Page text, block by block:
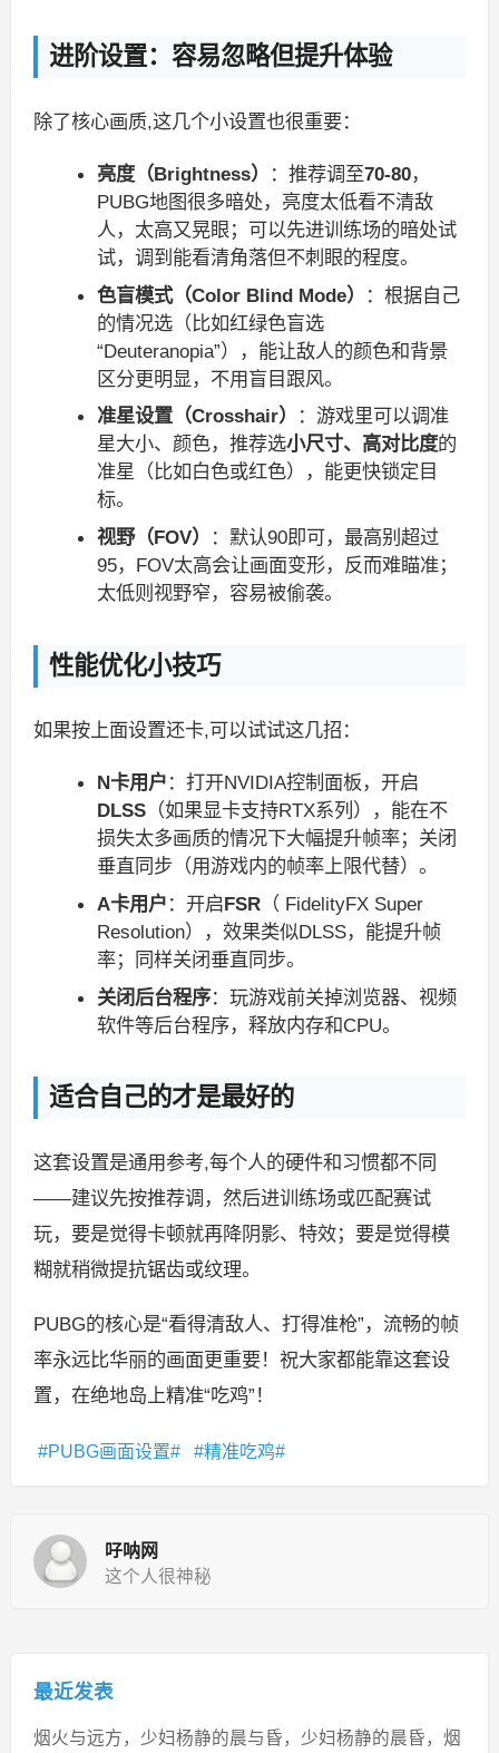
进阶设置：容易忽略但提升体验
除了核心画质,这几个小设置也很重要：
亮度（Brightness） ：推荐调至70-80，
PUBG地图很多暗处，亮度太低看不清敌
人，太高又晃眼；可以先进训练场的暗处试
试，调到能看清角落但不刺眼的程度。
色盲模式（Color Blind Mode）
：根据自己
的情况选（比如红绿色盲选
“Deuteranopia”），能让敌人的颜色和背景
区分更明显，不用盲目跟风。
准星设置（Crosshair）
：游戏里可以调准
星大小、颜色，推荐选小尺寸、高对比度的
准星（比如白色或红色），能更快锁定目
标。
视野（FOV）
：默认90即可，最高别超过
95，FOV太高会让画面变形，反而难瞄准；
太低则视野窄，容易被偷袭。
性能优化小技巧
如果按上面设置还卡,可以试试这几招：
N卡用户 ：打开NVIDIA控制面板，开启
DLSS （如果显卡支持RTX系列），能在不
损失太多画质的情况下大幅提升帧率；关闭
垂直同步（用游戏内的帧率上限代替）。
A卡用户 ：开启FSR （ FidelityFX Super
Resolution），效果类似DLSS，能提升帧
率；同样关闭垂直同步。
关闭后台程序：玩游戏前关掉浏览器、视频
软件等后台程序，释放内存和CPU。
适合自己的才是最好的
这套设置是通用参考,每个人的硬件和习惯都不同
——建议先按推荐调，然后进训练场或匹配赛试
玩，要是觉得卡顿就再降阴影、特效；要是觉得模
糊就稍微提抗锯齿或纹理。
PUBG的核心是“看得清敌人、打得准枪”，流畅的帧
率永远比华丽的画面更重要！祝大家都能靠这套设
置，在绝地岛上精准“吃鸡”！
PUBG画面设置 精准吃鸡
吇呐网
这个人很神秘
最近发表
烟火与远方，少妇杨静的晨与昏，少妇杨静的晨昏，烟